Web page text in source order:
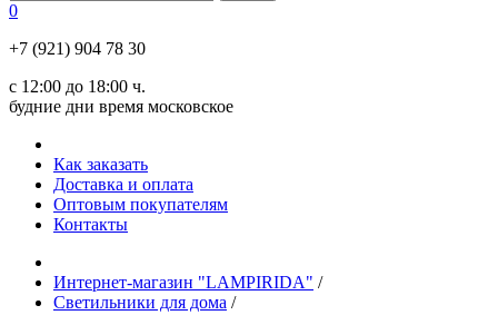
0
+7 (921) 904 78 30
с 12:00 до 18:00 ч.
будние дни время московское
Как заказать
Доставка и оплата
Оптовым покупателям
Контакты
Интернет-магазин "LAMPIRIDA" /
Светильники для дома /